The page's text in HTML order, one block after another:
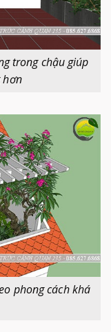
trong chậu giúp
hơn
phong cách khá